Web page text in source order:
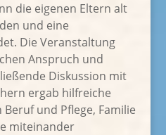
die eigenen Eltern alt
und eine
Die Veranstaltung
Anspruch und
Diskussion mit
ergab hilfreiche
und Pflege, Familie
miteinander